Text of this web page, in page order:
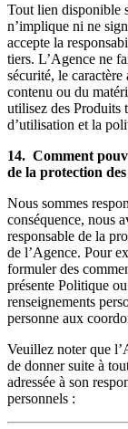
Tout lien disponible
n’implique ni ne
accepte la
tiers. L’Agence ne
sécurité, le
contenu ou du
utilisez des Produits
d’utilisation et la
14. Comment
de la protection
Nous sommes
conséquence, nous
responsable de la
de l’Agence. Pour
formuler des
présente Politique
renseignements
personne aux
Veuillez noter que
de donner suite à
adressée à son
personnels :